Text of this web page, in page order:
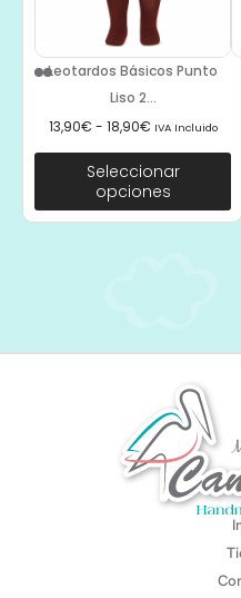
Leotardos Básicos Punto
Liso 2...
13,90€ - 18,90€ IVA Incluido
Seleccionar
opciones